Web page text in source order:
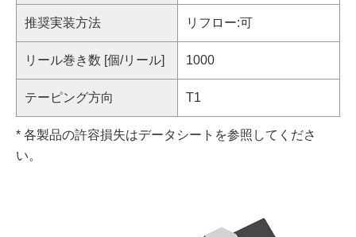
推奨実装方法 リフロー:可
リール巻き数 [個/リール] 1000
テーピング方向 T1
* 各製品の許容損失はデータシートを参照してくださ
い。